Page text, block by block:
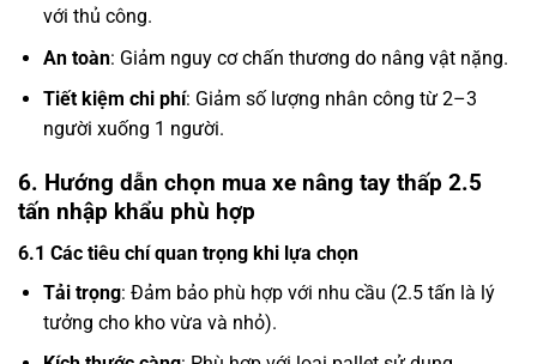
với thủ công.
An toàn: Giảm nguy cơ chấn thương do nâng vật nặng.
Tiết kiệm chi phí: Giảm số lượng nhân công từ 2–3
người xuống 1 người.
6. Hướng dẫn chọn mua xe nâng tay thấp 2.5
tấn nhập khẩu phù hợp
6.1 Các tiêu chí quan trọng khi lựa chọn
Tải trọng: Đảm bảo phù hợp với nhu cầu (2.5 tấn là lý
tưởng cho kho vừa và nhỏ).